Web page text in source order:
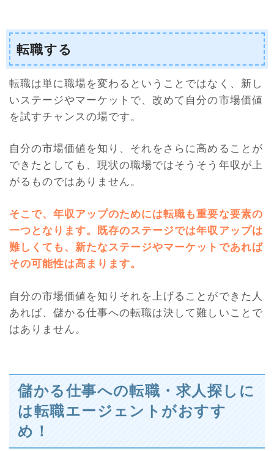
転職する
転職は単に職場を変わるということではなく、新し
いステージやマーケットで、改めて自分の市場価値
を試すチャンスの場です。
自分の市場価値を知り、それをさらに高めることが
できたとしても、現状の職場ではそうそう年収が上
がるものではありません。
そこで、年収アップのためには転職も重要な要素の
一つとなります。既存のステージでは年収アップは
難しくても、新たなステージやマーケットであれば
その可能性は高まります。
自分の市場価値を知りそれを上げることができた人
あれば、儲かる仕事への転職は決して難しいことで
はありません。
儲かる仕事への転職・求人探しに
は転職エージェントがおすす
め！